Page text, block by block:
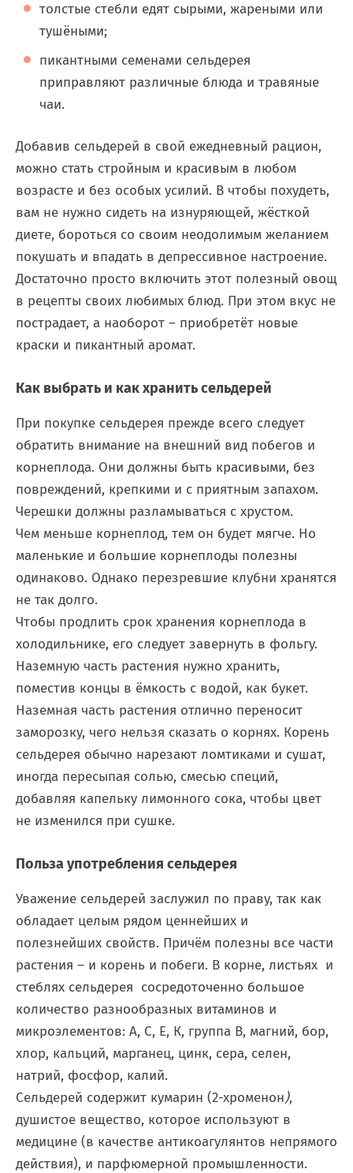
толстые стебли едят сырыми, жареными или
тушёными;
пикантными семенами сельдерея
приправляют различные блюда и травяные
чаи.
Добавив сельдерей в свой ежедневный рацион,
можно стать стройным и красивым в любом
возрасте и без особых усилий. В чтобы похудеть,
вам не нужно сидеть на изнуряющей, жёсткой
диете, бороться со своим неодолимым желанием
покушать и впадать в депрессивное настроение.
Достаточно просто включить этот полезный овощ
в рецепты своих любимых блюд. При этом вкус не
пострадает, а наоборот – приобретёт новые
краски и пикантный аромат.
Как выбрать и как хранить сельдерей
При покупке сельдерея прежде всего следует
обратить внимание на внешний вид побегов и
корнеплода. Они должны быть красивыми, без
повреждений, крепкими и с приятным запахом.
Черешки должны разламываться с хрустом.
Чем меньше корнеплод, тем он будет мягче. Но
маленькие и большие корнеплоды полезны
одинаково. Однако перезревшие клубни хранятся
не так долго.
Чтобы продлить срок хранения корнеплода в
холодильнике, его следует завернуть в фольгу.
Наземную часть растения нужно хранить,
поместив концы в ёмкость с водой, как букет.
Наземная часть растения отлично переносит
заморозку, чего нельзя сказать о корнях. Корень
сельдерея обычно нарезают ломтиками и сушат,
иногда пересыпая солью, смесью специй,
добавляя капельку лимонного сока, чтобы цвет
не изменился при сушке.
Польза употребления сельдерея
Уважение сельдерей заслужил по праву, так как
обладает целым рядом ценнейших и
полезнейших свойств. Причём полезны все части
растения – и корень и побеги. В корне, листьях и
стеблях сельдерея сосредоточенно большое
количество разнообразных витаминов и
микроэлементов: А, С, Е, К, группа В, магний, бор,
хлор, кальций, марганец, цинк, сера, селен,
натрий, фосфор, калий.
Сельдерей содержит кумарин (2-хроменон),
душистое вещество, которое используют в
медицине (в качестве антикоагулянтов непрямого
действия), и парфюмерной промышленности.